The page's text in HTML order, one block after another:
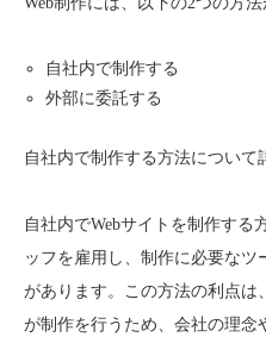
自社内で制作する
外部に委託する
自社内で制作する方法について
自社内でWebサイトを制作する
ッフを雇用し、制作に必要な
があります。この方法の利点は
が制作を行うため、会社の理念